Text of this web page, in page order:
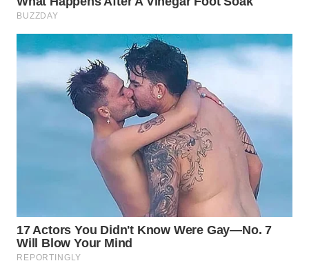
LABUANBAJO
WN
BORNEO
Wahana
TANI
WAHANA